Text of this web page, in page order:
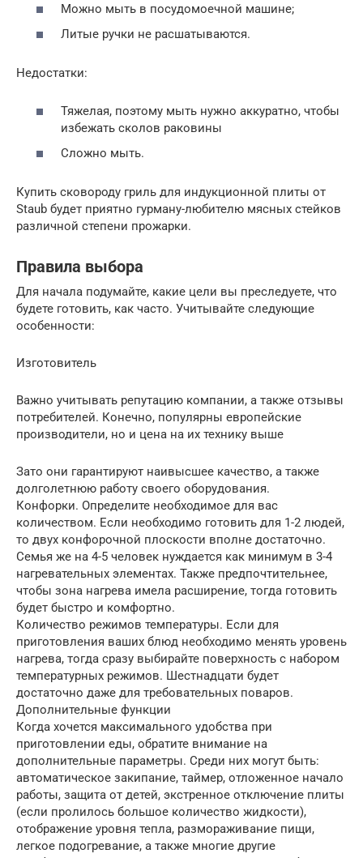
Можно мыть в посудомоечной машине;
Литые ручки не расшатываются.
Недостатки:
Тяжелая, поэтому мыть нужно аккуратно, чтобы
избежать сколов раковины
Сложно мыть.
Купить сковороду гриль для индукционной плиты от
Staub будет приятно гурману-любителю мясных стейков
различной степени прожарки.
Правила выбора
Для начала подумайте, какие цели вы преследуете, что
будете готовить, как часто. Учитывайте следующие
особенности:
Изготовитель
Важно учитывать репутацию компании, а также отзывы
потребителей. Конечно, популярны европейские
производители, но и цена на их технику выше
Зато они гарантируют наивысшее качество, а также
долголетнюю работу своего оборудования.
Конфорки. Определите необходимое для вас
количеством. Если необходимо готовить для 1-2 людей,
то двух конфорочной плоскости вполне достаточно.
Семья же на 4-5 человек нуждается как минимум в 3-4
нагревательных элементах. Также предпочтительнее,
чтобы зона нагрева имела расширение, тогда готовить
будет быстро и комфортно.
Количество режимов температуры. Если для
приготовления ваших блюд необходимо менять уровень
нагрева, тогда сразу выбирайте поверхность с набором
температурных режимов. Шестнадцати будет
достаточно даже для требовательных поваров.
Дополнительные функции
Когда хочется максимального удобства при
приготовлении еды, обратите внимание на
дополнительные параметры. Среди них могут быть:
автоматическое закипание, таймер, отложенное начало
работы, защита от детей, экстренное отключение плиты
(если пролилось большое количество жидкости),
отображение уровня тепла, размораживание пищи,
легкое подогревание, а также многие другие